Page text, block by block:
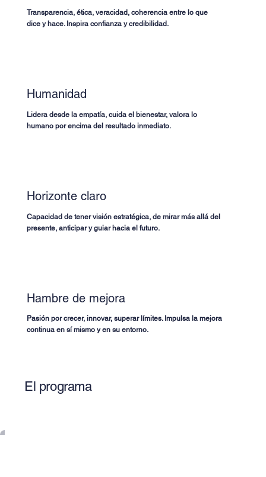
Transparencia, ética, veracidad, coherencia entre lo que
dice y hace. Inspira confianza y credibilidad.
Humanidad
Lidera desde la empatía, cuida el bienestar, valora lo
humano por encima del resultado inmediato.
Horizonte claro
Capacidad de tener visión estratégica, de mirar más allá del
presente, anticipar y guiar hacia el futuro.
Hambre de mejora
Pasión por crecer, innovar, superar límites. Impulsa la mejora
continua en sí mismo y en su entorno.
El programa